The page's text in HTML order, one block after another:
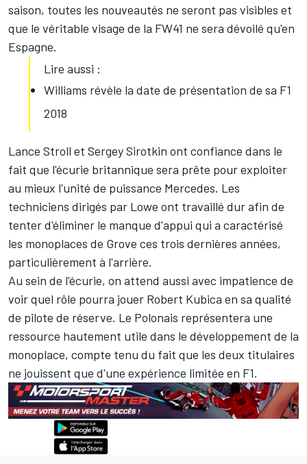
saison, toutes les nouveautés ne seront pas visibles et
que le véritable visage de la FW41 ne sera dévoilé qu'en
Espagne.
Lire aussi :
Williams révèle la date de présentation de sa F1
2018
Lance Stroll et Sergey Sirotkin ont confiance dans le
fait que l'écurie britannique sera prête pour exploiter
au mieux l'unité de puissance Mercedes. Les
techniciens dirigés par Lowe ont travaillé dur afin de
tenter d'éliminer le manque d'appui qui a caractérisé
les monoplaces de Grove ces trois dernières années,
particulièrement à l'arrière.
Au sein de l'écurie, on attend aussi avec impatience de
voir quel rôle pourra jouer Robert Kubica en sa qualité
de pilote de réserve. Le Polonais représentera une
ressource hautement utile dans le développement de la
monoplace, compte tenu du fait que les deux titulaires
ne jouissent que d'une expérience limitée en F1.